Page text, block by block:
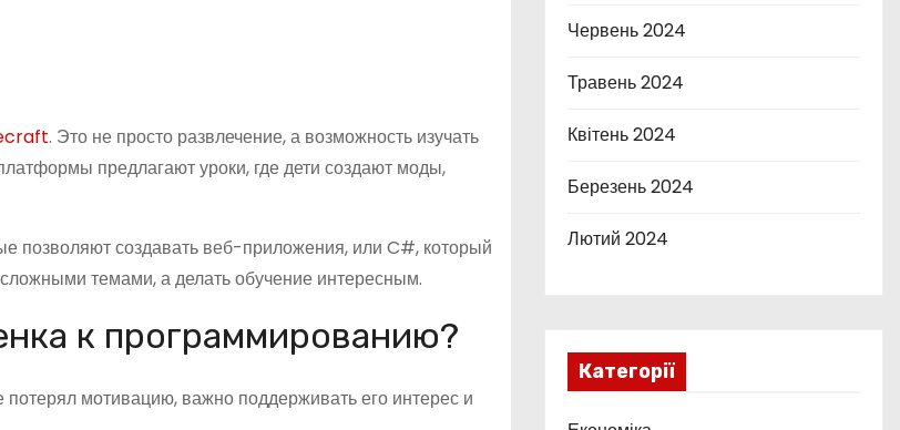
. Это не просто развлечение, а возможность изучать
предлагают уроки, где дети создают моды,
позволяют создавать веб-приложения, или C#, который
темами, а делать обучение интересным.
к программированию?
мотивацию, важно поддерживать его интерес и
Червень 2024
Травень 2024
Квітень 2024
Березень 2024
Лютий 2024
Категорії